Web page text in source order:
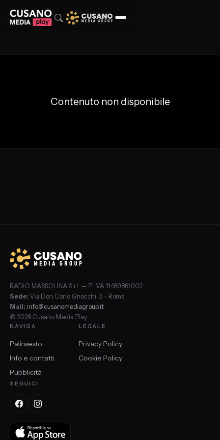
Contenuto non disponibile
RADIO MASSOLINA S.r.l. — P. IVA 11489861002
Sede: Via Don Carlo Gnocchi, 3 – Roma
Mail: info@cusanomediagroup.it
© 2026 Cusano Media Play
NAVIGA
Palinsesto
Info e contatti
Pubblicità
LEGALE
Privacy Policy
Cookie Policy
SEGUICI